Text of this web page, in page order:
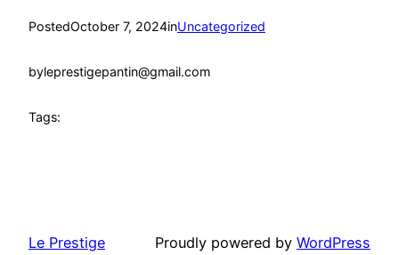
PostedOctober 7, 2024inUncategorized
byleprestigepantin@gmail.com
Tags:
Le Prestige Proudly powered by WordPress